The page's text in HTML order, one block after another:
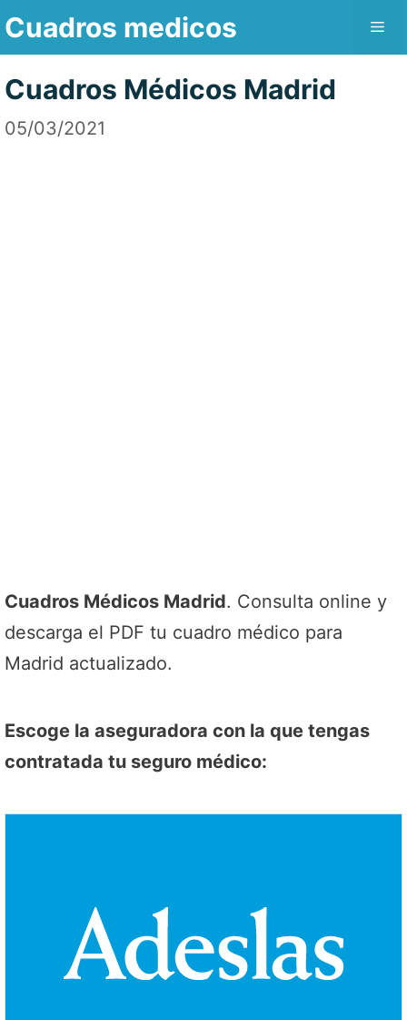
Saltar
contenido
Cuadros medicos
Cuadros Médicos Madrid
05/03/2021
Cuadros Médicos Madrid. Consulta online y
descarga el PDF tu cuadro médico para
Madrid actualizado.
Escoge la aseguradora con la que tengas
contratada tu seguro médico: